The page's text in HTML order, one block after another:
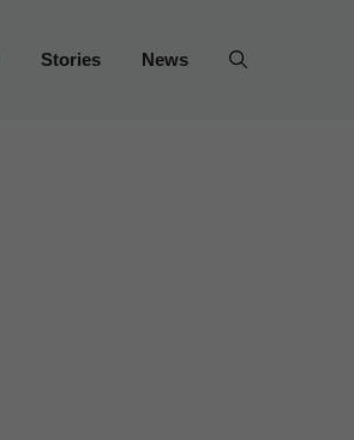
Stories News